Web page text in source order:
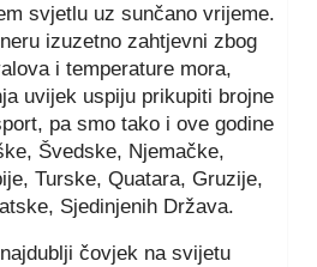
svjetlu uz sunčano vrijeme.
izuzetno zahtjevni zbog
i temperature mora,
uvijek uspiju prikupiti brojne
pa smo tako i ove godine
Švedske, Njemačke,
Turske, Quatara, Gruzije,
Sjedinjenih Država.
čovjek na svijetu